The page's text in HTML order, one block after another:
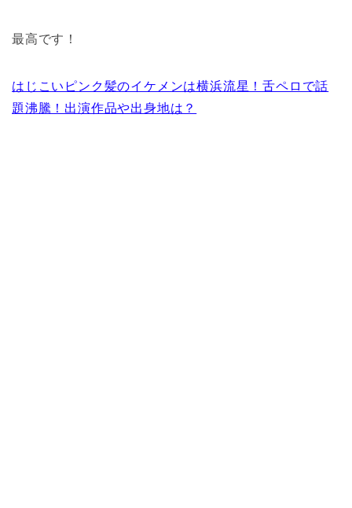
最高です！
はじこいピンク髪のイケメンは横浜流星！舌ペロで話
題沸騰！出演作品や出身地は？